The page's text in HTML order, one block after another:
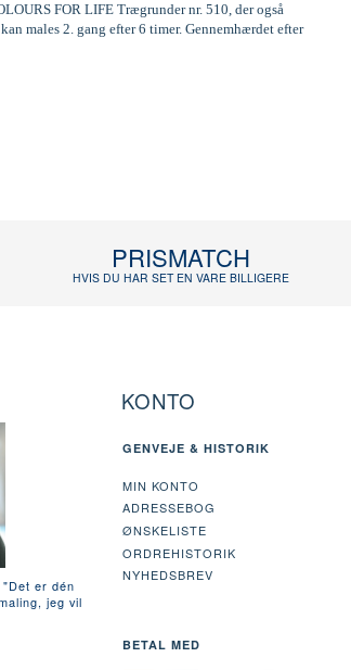
FOR LIFE Trægrunder nr. 510, der også
males 2. gang efter 6 timer. Gennemhærdet efter
PRISMATCH
HVIS DU HAR SET EN VARE BILLIGERE
"Det er dén
jeg vil
KONTO
GENVEJE & HISTORIK
MIN KONTO
ADRESSEBOG
ØNSKELISTE
ORDREHISTORIK
NYHEDSBREV
BETAL MED